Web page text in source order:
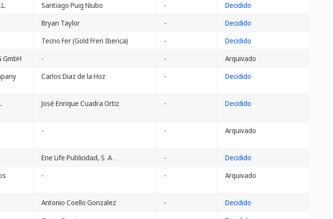
Santiago Puig Niubo -
Decidido
Bryan Taylor -
Decidido
Tecno Fer (Gold Fren Iberica) -
Decidido
GmbH - -
Arquivado
Carlos Diaz de la Hoz - Decidido
José Enrique Cuadra Ortiz - Decidido
- - Arquivado
Ene Life Publicidad, S .A . -
Decidido
- - Arquivado
Antonio Coello Gonzalez -
Decidido